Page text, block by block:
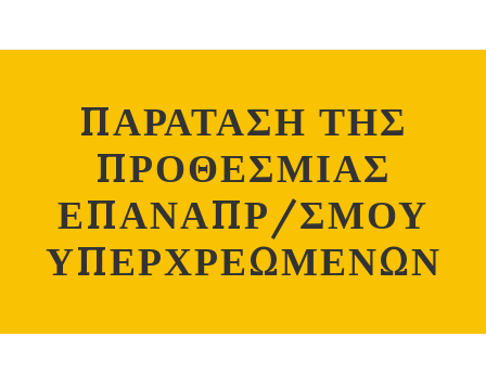
ΠΑΡΑΤΑΣΗ ΤΗΣ
ΠΡΟΘΕΣΜΙΑΣ
ΕΠΑΝΑΠΡ/ΣΜΟΥ
ΥΠΕΡΧΡΕΩΜΕΝΩΝ